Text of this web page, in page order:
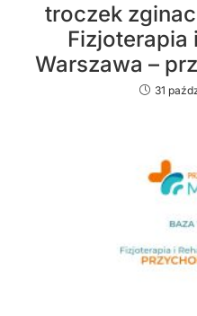
troczek
Fizjoterapia
Warszawa –
31